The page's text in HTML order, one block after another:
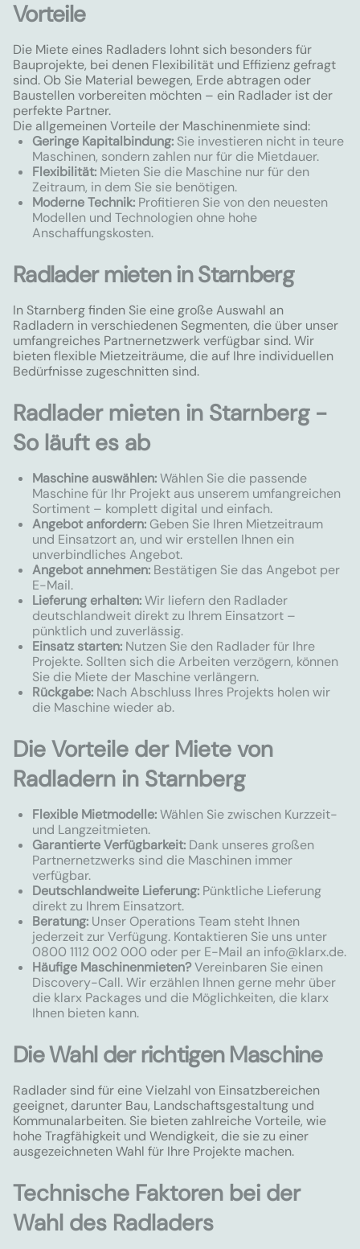
Vorteile
Die Miete eines Radladers lohnt sich besonders für
Bauprojekte, bei denen Flexibilität und Effizienz gefragt
sind. Ob Sie Material bewegen, Erde abtragen oder
Baustellen vorbereiten möchten – ein Radlader ist der
perfekte Partner.
Die allgemeinen Vorteile der Maschinenmiete sind:
Geringe Kapitalbindung: Sie investieren nicht in teure
Maschinen, sondern zahlen nur für die Mietdauer.
Flexibilität: Mieten Sie die Maschine nur für den
Zeitraum, in dem Sie sie benötigen.
Moderne Technik: Profitieren Sie von den neuesten
Modellen und Technologien ohne hohe
Anschaffungskosten.
Radlader mieten in Starnberg
In Starnberg finden Sie eine große Auswahl an
Radladern in verschiedenen Segmenten, die über unser
umfangreiches Partnernetzwerk verfügbar sind. Wir
bieten flexible Mietzeiträume, die auf Ihre individuellen
Bedürfnisse zugeschnitten sind.
Radlader mieten in Starnberg -
So läuft es ab
Maschine auswählen:Wählen Sie die passende
Maschine für Ihr Projekt aus unserem umfangreichen
Sortiment – komplett digital und einfach.
Angebot anfordern: Geben Sie Ihren Mietzeitraum
und Einsatzort an, und wir erstellen Ihnen ein
unverbindliches Angebot.
Angebot annehmen: Bestätigen Sie das Angebot per
E-Mail.
Lieferung erhalten:Wir liefern den Radlader
deutschlandweit direkt zu Ihrem Einsatzort –
pünktlich und zuverlässig.
Einsatz starten: Nutzen Sie den Radlader für Ihre
Projekte. Sollten sich die Arbeiten verzögern, können
Sie die Miete der Maschine verlängern.
Rückgabe: Nach Abschluss Ihres Projekts holen wir
die Maschine wieder ab.
Die Vorteile der Miete von
Radladern in Starnberg
Flexible Mietmodelle:Wählen Sie zwischen Kurzzeit-
und Langzeitmieten.
Garantierte Verfügbarkeit: Dank unseres großen
Partnernetzwerks sind die Maschinen immer
verfügbar.
Deutschlandweite Lieferung: Pünktliche Lieferung
direkt zu Ihrem Einsatzort.
Beratung: Unser Operations Team steht Ihnen
jederzeit zur Verfügung. Kontaktieren Sie uns unter
0800 1112 002 000 oder per E-Mail an info@klarx.de.
Häufige Maschinenmieten?Vereinbaren Sie einen
Discovery-Call. Wir erzählen Ihnen gerne mehr über
die klarx Packages und die Möglichkeiten, die klarx
Ihnen bieten kann.
Die Wahl der richtigen Maschine
Radlader sind für eine Vielzahl von Einsatzbereichen
geeignet, darunter Bau, Landschaftsgestaltung und
Kommunalarbeiten. Sie bieten zahlreiche Vorteile, wie
hohe Tragfähigkeit und Wendigkeit, die sie zu einer
ausgezeichneten Wahl für Ihre Projekte machen.
Technische Faktoren bei der
Wahl des Radladers